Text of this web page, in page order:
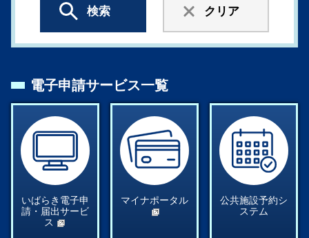
検索 クリア
電子申請サービス一覧
いばらき電子申
請・届出サービ
ス
マイナポータル
公共施設予約シ
ステム